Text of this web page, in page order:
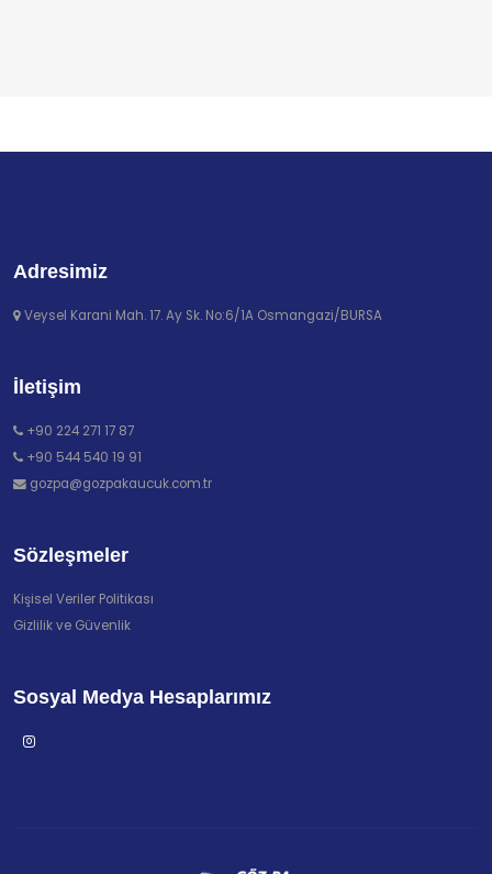
Adresimiz
Veysel Karani Mah. 17. Ay Sk. No:6/1A Osmangazi/BURSA
İletişim
+90 224 271 17 87
+90 544 540 19 91
gozpa@gozpakaucuk.com.tr
Sözleşmeler
Kişisel Veriler Politikası
Gizlilik ve Güvenlik
Sosyal Medya Hesaplarımız